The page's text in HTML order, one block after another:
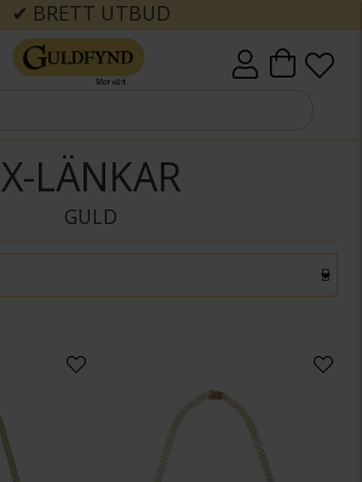
✔ BRETT UTBUD
X-LÄNKAR
GULD